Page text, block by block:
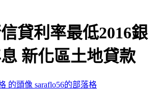
貸利率最低2016銀
新化區土地貸款
saraflo56的部落格